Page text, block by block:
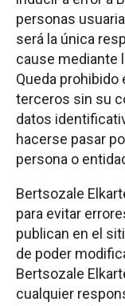
personas
será la única
cause mediante
Queda
terceros sin su
datos
hacerse pasar
persona o
Bertsozale
para evitar
publican en el
de poder
Bertsozale
cualquier